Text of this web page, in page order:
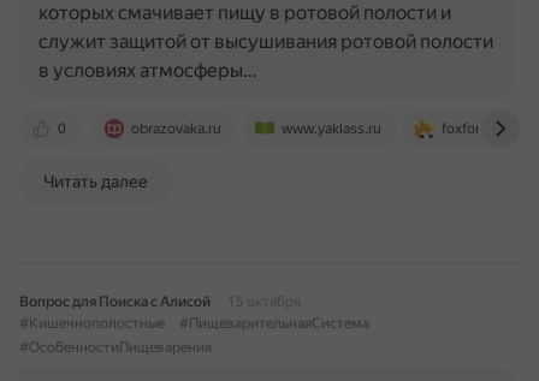
0 obrazovaka.ru www.yaklass.ru foxford.ru
которых смачивает пищу в ротовой полости и
служит защитой от высушивания ротовой полости
в условиях атмосферы…
Читать далее
Вопрос для Поиска с Алисой
15 октября
#Кишечнополостные
#ПищеварительнаяСистема
#ОсобенностиПищеварения